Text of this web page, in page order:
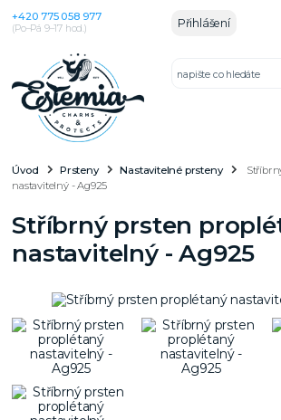
Přihlášení
+420 775 058 977
(Po–Pá 9–17 hod.)
Úvod Prsteny Nastavitelné prsteny
nastavitelný - Ag925
Stříbrný prsten
nastavitelný - Ag925